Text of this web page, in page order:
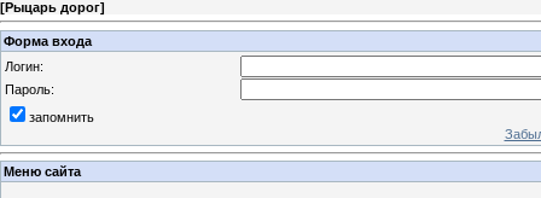
[Рыцарь дорог]
Форма входа
Логин:
Пароль:
запомнить
Меню сайта